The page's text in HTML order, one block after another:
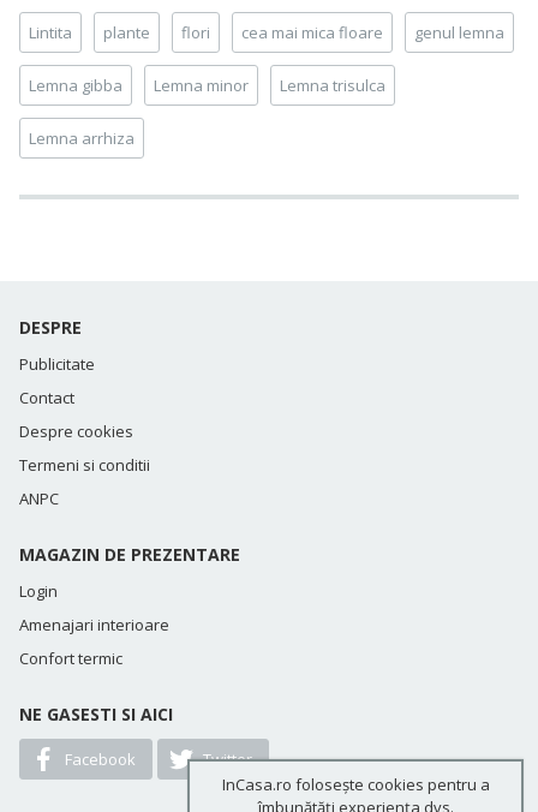
Lintita plante flori cea mai mica floare genul lemna
Lemna gibba Lemna minor Lemna trisulca
Lemna arrhiza
DESPRE
Publicitate
Contact
Despre cookies
Termeni si conditii
ANPC
MAGAZIN DE PREZENTARE
Login
Amenajari interioare
Confort termic
NE GASESTI SI AICI
Facebook
Twitter
InCasa.ro folosește cookies pentru a
îmbunătăți experiența dvs.